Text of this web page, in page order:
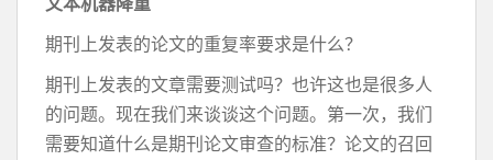
期刊上发表的论文的重复率要求是什么？
期刊上发表的文章需要测试吗？也许这也是很多人
的问题。现在我们来谈谈这个问题。第一次，我们
需要知道什么是期刊论文审查的标准？论文的召回